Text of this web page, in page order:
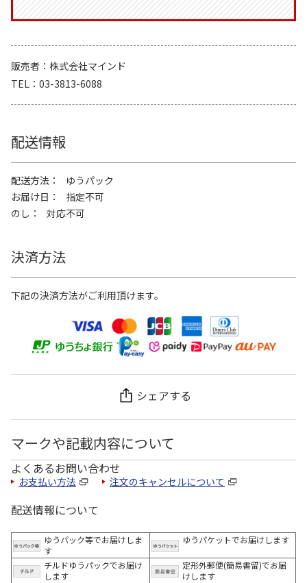
販売者
株式会社マインド
TEL
03-3813-6088
配送情報
配送方法
ゆうパック
お届け日
指定不可
のし
対応不可
決済方法
下記の決済方法がご利用頂けます。
シェアする
マークや記載内容について
よくあるお問い合わせ
お支払い方法 注文のキャンセルについて
配送情報について
ゆうパック等でお届けしま
す
ゆうパケットでお届けします
チルドゆうパックでお届け
します
定形外郵便(簡易書留)でお届
けします